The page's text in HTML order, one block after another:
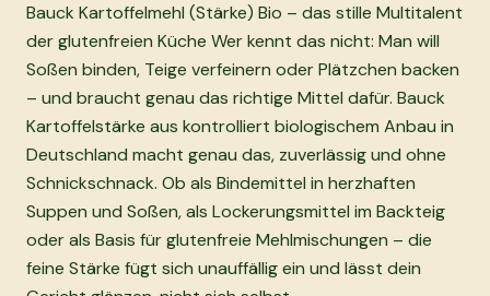
Bauck Kartoffelmehl (Stärke) Bio – das stille Multitalent
der glutenfreien Küche Wer kennt das nicht: Man will
Soßen binden, Teige verfeinern oder Plätzchen backen
– und braucht genau das richtige Mittel dafür. Bauck
Kartoffelstärke aus kontrolliert biologischem Anbau in
Deutschland macht genau das, zuverlässig und ohne
Schnickschnack. Ob als Bindemittel in herzhaften
Suppen und Soßen, als Lockerungsmittel im Backteig
oder als Basis für glutenfreie Mehlmischungen – die
feine Stärke fügt sich unauffällig ein und lässt dein